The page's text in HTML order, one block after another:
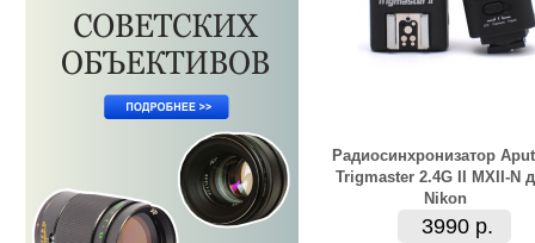
Радиосинхронизатор
Trigmaster 2.4G II MXII-N
Nikon
3990 р.